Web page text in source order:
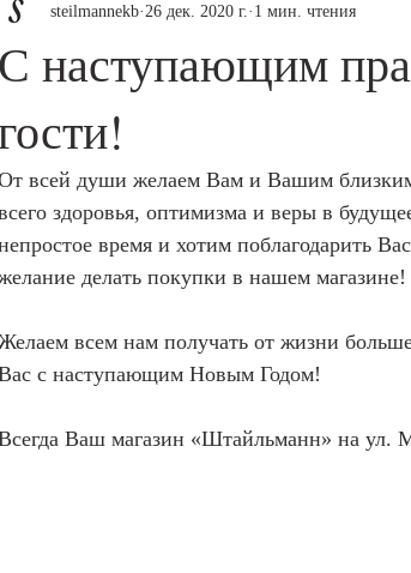
С наступающим
steilmannekb 26 дек. 2020 г. 1 мин. чтения
всей души желаем Вам и Вашим близким
здоровья, оптимизма и веры в
время и хотим поблагодарить
делать покупки в нашем магазине!
всем нам получать от жизни
с наступающим Новым Годом!
Ваш магазин «Штайльманн» на ул.